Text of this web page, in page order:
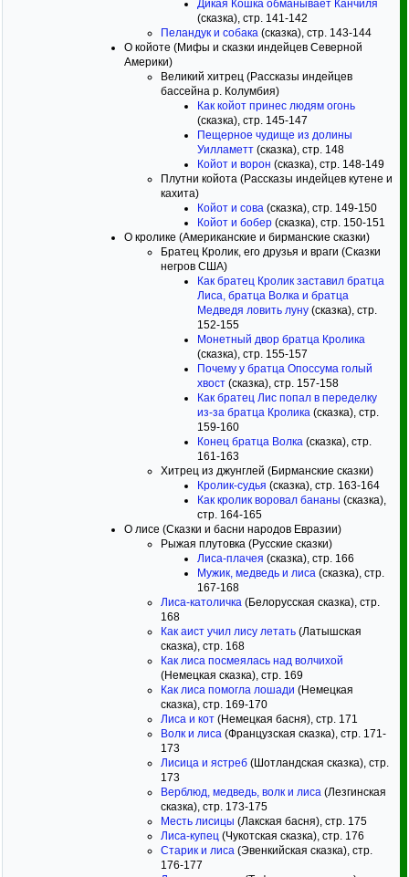
Дикая Кошка обманывает Канчиля
(сказка), стр. 141-142
Пеландук и собака (сказка), стр. 143-144
О койоте (Мифы и сказки индейцев Северной
Америки)
Великий хитрец (Рассказы индейцев
бассейна р. Колумбия)
Как койот принес людям огонь
(сказка), стр. 145-147
Пещерное чудище из долины
Уилламетт (сказка), стр. 148
Койот и ворон (сказка), стр. 148-149
Плутни койота (Рассказы индейцев кутене и
кахита)
Койот и сова (сказка), стр. 149-150
Койот и бобер (сказка), стр. 150-151
О кролике (Американские и бирманские сказки)
Братец Кролик, его друзья и враги (Сказки
негров США)
Как братец Кролик заставил братца
Лиса, братца Волка и братца
Медведя ловить луну (сказка), стр.
152-155
Монетный двор братца Кролика
(сказка), стр. 155-157
Почему у братца Опоссума голый
хвост (сказка), стр. 157-158
Как братец Лис попал в переделку
из-за братца Кролика (сказка), стр.
159-160
Конец братца Волка (сказка), стр.
161-163
Хитрец из джунглей (Бирманские сказки)
Кролик-судья (сказка), стр. 163-164
Как кролик воровал бананы (сказка),
стр. 164-165
О лисе (Сказки и басни народов Евразии)
Рыжая плутовка (Русские сказки)
Лиса-плачея (сказка), стр. 166
Мужик, медведь и лиса (сказка), стр.
167-168
Лиса-католичка (Белорусская сказка), стр.
168
Как аист учил лису летать (Латышская
сказка), стр. 168
Как лиса посмеялась над волчихой
(Немецкая сказка), стр. 169
Как лиса помогла лошади (Немецкая
сказка), стр. 169-170
Лиса и кот (Немецкая басня), стр. 171
Волк и лиса (Французская сказка), стр. 171-
173
Лисица и ястреб (Шотландская сказка), стр.
173
Верблюд, медведь, волк и лиса (Лезгинская
сказка), стр. 173-175
Месть лисицы (Лакская басня), стр. 175
Лиса-купец (Чукотская сказка), стр. 176
Старик и лиса (Эвенкийская сказка), стр.
176-177